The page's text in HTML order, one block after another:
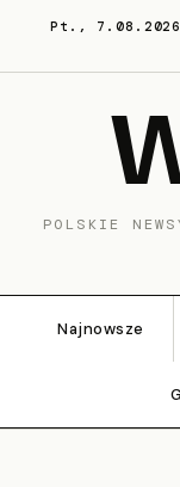
Pt., 7.08.2026
POLSKIE
Najnowsze